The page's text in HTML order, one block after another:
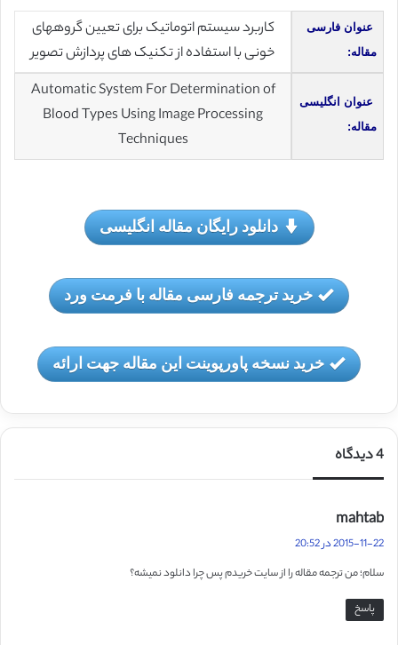
عنوان فارسی
مقاله:
کاربرد سیستم اتوماتیک برای تعیین گروههای
خونی با استفاده از تکنیک های پردازش تصویر
عنوان انگلیسی
مقاله:
Automatic System For Determination of
Blood Types Using Image Processing
Techniques
دانلود رایگان مقاله انگلیسی
خرید ترجمه فارسی مقاله با فرمت ورد
خرید نسخه پاورپوینت این مقاله جهت ارائه
4 دیدگاه
mahtab
ف
:
2015-11-22 در 20:52
سلام؛ من ترجمه مقاله را از سایت خریدم پس چرا دانلود نمیشه؟
پاسخ